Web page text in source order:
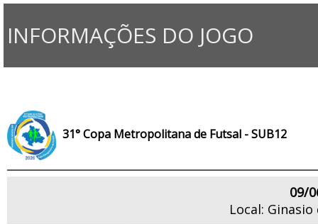
INFORMAÇÕES DO JOGO
31° Copa Metropolitana de Futsal - SUB12
09/
Local: